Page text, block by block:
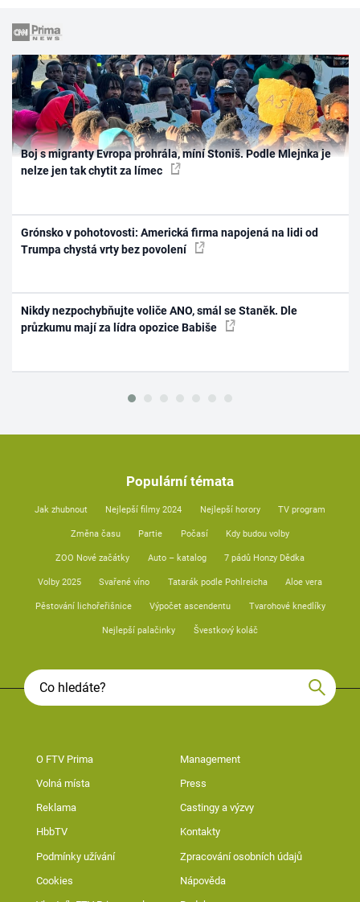
Boj s migranty Evropa prohrála, míní Stoniš. Podle Mlejnka je
nelze jen tak chytit za límec
Grónsko v pohotovosti: Americká firma napojená na lidi od
Trumpa chystá vrty bez povolení
Nikdy nezpochybňujte voliče ANO, smál se Staněk. Dle
průzkumu mají za lídra opozice Babiše
Populární témata
Jak zhubnout Nejlepší filmy 2024 Nejlepší horory TV program
Změna času Partie Počasí Kdy budou volby
ZOO Nové začátky Auto – katalog 7 pádů Honzy Dědka
Volby 2025 Svařené víno Tatarák podle Pohlreicha Aloe vera
Pěstování lichořeřišnice Výpočet ascendentu Tvarohové knedlíky
Nejlepší palačinky Švestkový koláč
O FTV Prima Management
Volná místa Press
Reklama Castingy a výzvy
HbbTV Kontakty
Podmínky užívání Zpracování osobních údajů
Cookies Nápověda